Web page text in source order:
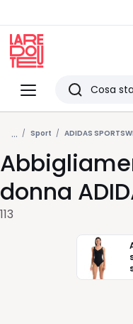
Menu
Redoute
Ricerca
Ultimi
articoli
visti
... Sport ADIDAS
donna
113